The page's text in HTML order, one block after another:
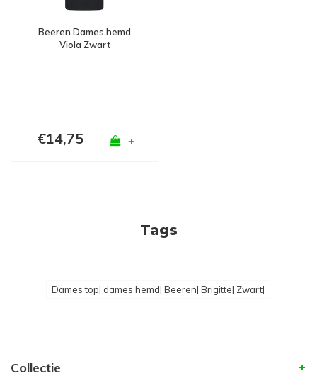
Beeren Dames hemd
Viola Zwart
€14,75 +
Tags
Dames top| dames hemd| Beeren| Brigitte| Zwart|
Collectie